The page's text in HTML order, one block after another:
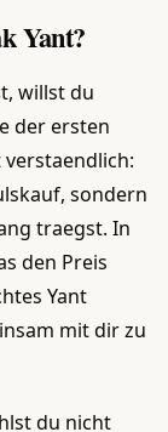
Yant?
willst du
der ersten
sondern
traegst. In
den Preis
Yant
mit dir zu
du nicht